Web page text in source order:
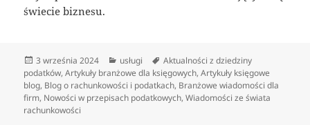
świecie biznesu.
Data
publikacji
3 września 2024 Kategorie
usługi Tagi
Aktualności z dziedziny
podatków,Artykuły branżowe dla księgowych,Artykuły księgowe
blog, Blog o rachunkowości i podatkach, Branżowe wiadomości dla
firm, Nowości w przepisach podatkowych,Wiadomości ze świata
rachunkowości